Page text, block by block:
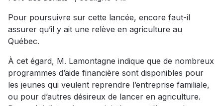
Pour poursuivre sur cette lancée, encore faut-il
assurer qu’il y ait une relève en agriculture au
Québec.
À cet égard, M. Lamontagne indique que de nombreux
programmes d’aide financière sont disponibles pour
les jeunes qui veulent reprendre l’entreprise familiale,
ou pour d’autres désireux de lancer en agriculture.